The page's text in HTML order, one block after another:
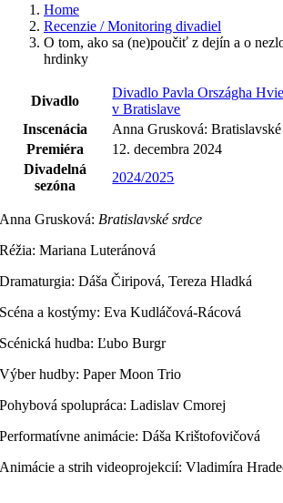
Home
Recenzie / Monitoring divadiel
O tom, ako sa (ne)poučiť z dejín a o
hrdinky
Divadlo
Divadlo Pavla Országha
v Bratislave
Inscenácia
Anna Grusková: Bratislavské
Premiéra
12. decembra 2024
Divadelná
sezóna
2024/2025
Anna Grusková: Bratislavské srdce
Réžia: Mariana Luteránová
Dramaturgia: Dáša Čiripová, Tereza Hladká
Scéna a kostýmy: Eva Kudláčová-Rácová
Scénická hudba: Ľubo Burgr
Výber hudby: Paper Moon Trio
Pohybová spolupráca: Ladislav Cmorej
Performatívne animácie: Dáša Krištofovičová
Animácie a strih videoprojekcií: Vladimíra